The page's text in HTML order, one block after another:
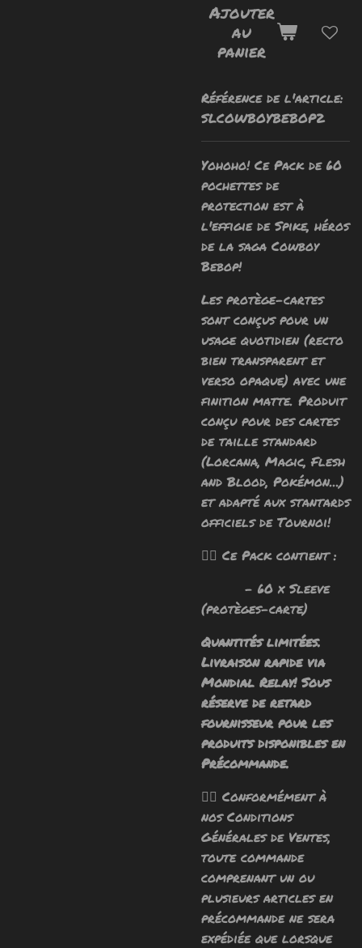
Ajouter
au
panier
Référence de l'article:
SLCOWBOYBEBOP2
Yohoho! Ce Pack de 60
pochettes de
protection està
l'effigie de Spike, héros
de la saga Cowboy
Bebop!
Les protège-cartes
sont conçus pour un
usage quotidien (recto
bien transparent et
verso opaque) avec une
finition matte. Produit
conçu pour des cartes
de taille standard
(Lorcana, Magic, Flesh
and Blood, Pokémon...)
et adapté aux stantards
officiels de Tournoi!
🧙‍♂️ Ce Pack contient :
- 60 x Sleeve
(protèges-carte)
Quantités limitées.
Livraison rapide via
Mondial Relay! Sous
réserve de retard
fournisseur pour les
produits disponibles en
Précommande.
🧙‍♂️ Conformément à
nos Conditions
Générales de Ventes,
toute commande
comprenant un ou
plusieurs articles en
précommande ne sera
expédiée que lorsque